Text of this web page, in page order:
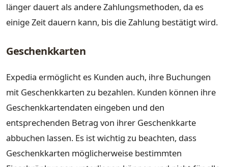
länger dauert als andere Zahlungsmethoden, da es
einige Zeit dauern kann, bis die Zahlung bestätigt wird.
Geschenkkarten
Expedia ermöglicht es Kunden auch, ihre Buchungen
mit Geschenkkarten zu bezahlen. Kunden können ihre
Geschenkkartendaten eingeben und den
entsprechenden Betrag von ihrer Geschenkkarte
abbuchen lassen. Es ist wichtig zu beachten, dass
Geschenkkarten möglicherweise bestimmten